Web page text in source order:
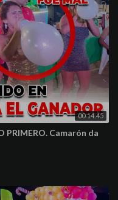
00:14:45
PRIMERO. Camarón da